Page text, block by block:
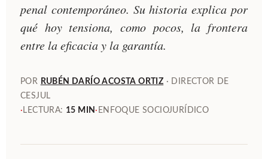
penal contemporáneo. Su historia explica por
qué hoy tensiona, como pocos, la frontera
entre la eficacia y la garantía.
POR RUBÉN DARÍO ACOSTA ORTIZ · DIRECTOR DE
CESJUL
· LECTURA: 15 MIN· ENFOQUE SOCIOJURÍDICO